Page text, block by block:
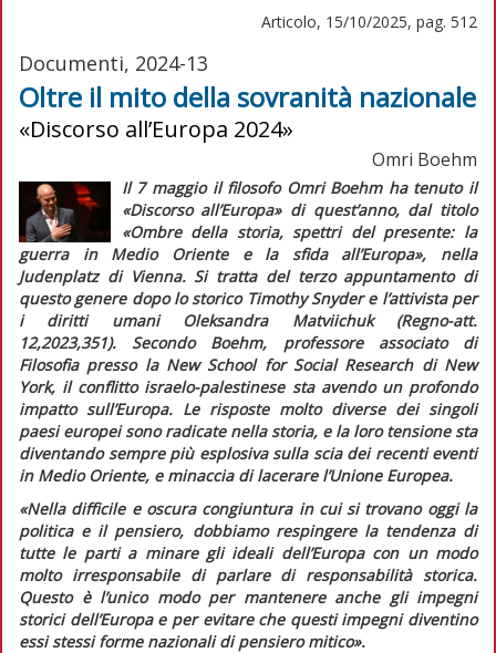
Articolo, 15/10/2025, pag. 512
Documenti, 2024-13
Oltre il mito della sovranità nazionale
«Discorso all’Europa 2024»
Omri Boehm
Il 7 maggio il filosofo Omri Boehm ha tenuto il
«Discorso all’Europa» di quest’anno, dal titolo
«Ombre della storia, spettri del presente: la
guerra in Medio Oriente e la sfida all’Europa», nella
Judenplatz di Vienna. Si tratta del terzo appuntamento di
questo genere dopo lo storico Timothy Snyder e l’attivista per
i diritti umani Oleksandra Matviichuk (Regno-att.
12,2023,351). Secondo Boehm, professore associato di
Filosofia presso la New School for Social Research di New
York, il conflitto israelo-palestinese sta avendo un profondo
impatto sull’Europa. Le risposte molto diverse dei singoli
paesi europei sono radicate nella storia, e la loro tensione sta
diventando sempre più esplosiva sulla scia dei recenti eventi
in Medio Oriente, e minaccia di lacerare l’Unione Europea.
«Nella difficile e oscura congiuntura in cui si trovano oggi la
politica e il pensiero, dobbiamo respingere la tendenza di
tutte le parti a minare gli ideali dell’Europa con un modo
molto irresponsabile di parlare di responsabilità storica.
Questo è l’unico modo per mantenere anche gli impegni
storici dell’Europa e per evitare che questi impegni diventino
essi stessi forme nazionali di pensiero mitico».